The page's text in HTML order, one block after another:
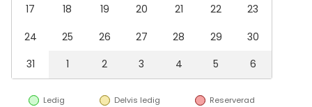
Lokal vid vattnet
Bar / Lounge
17
18 19 20 21 22
23
24
25 26 27 28 29
30
31
1 2 3 4 5 6
Ledig Delvis ledig Reserverad